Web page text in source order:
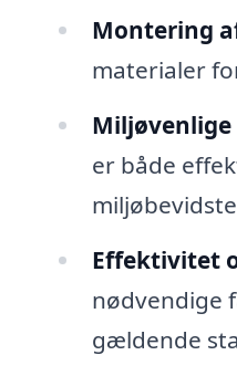
Montering
materialer
er både
Effektivitet
nødvendige
gældende